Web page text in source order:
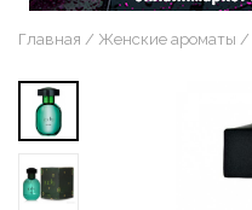
Главная Женские ароматы